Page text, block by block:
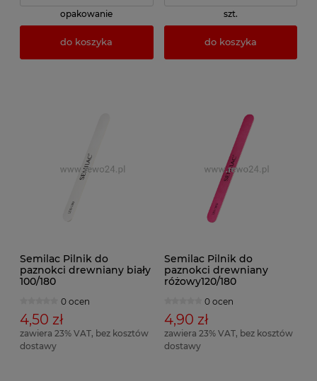
opakowanie
do koszyka
szt.
do koszyka
Semilac Pilnik do
paznokci drewniany biały
100/180
0 ocen
4,50 zł
zawiera 23% VAT, bez kosztów
dostawy
Semilac Pilnik do
paznokci drewniany
różowy120/180
0 ocen
4,90 zł
zawiera 23% VAT, bez kosztów
dostawy